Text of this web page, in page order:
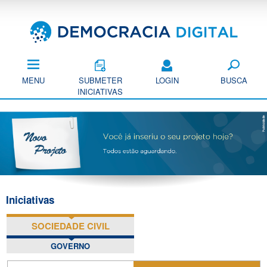
principal
MENU
SUBMETER
INICIATIVAS
LOGIN BUSCA
Iniciativas
SOCIEDADE CIVIL(ABA ATIVA)
GOVERNO